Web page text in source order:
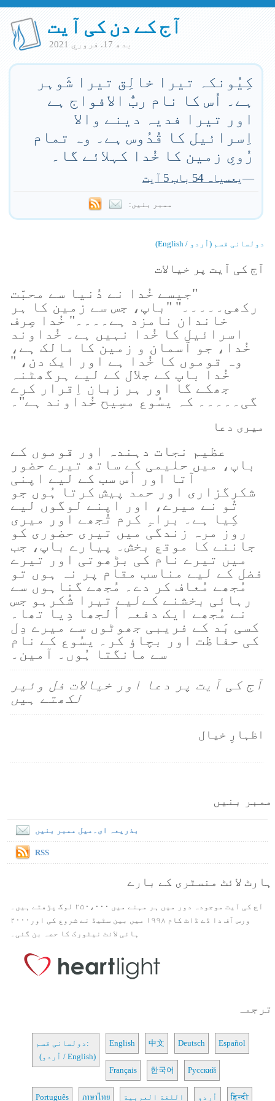
آج کے دن کی آیت
بدھ 17. فروري 2021
کِیُونکہ تیرا خالِق تیرا شَوہر
ہے۔ اُس کا نام ربُّ الافواج ہے
اور تیرا فدیہ دینے والا
اِسرائیل کا قُدُوس ہے۔ وہ تمام
رُویِ زمین کا خُدا کہلائے گا۔
—یعسیاہ 54 باب 5 آیت
ممبر بنیں:
دولسانی قسم (اُردو / English)
آج کی آیت پر خیالات
"جیسے خُدا نے دُنیا سے محبّت
رکھی۔۔۔۔۔" "باپ، جس سے زمین کا ہر
خاندان نامزد ہے۔۔۔۔" خُدا صِرف
اسرائیل کا خُدا نہیں ہے۔ خُداوند
خُدا، جو آسمان و زمین کا مالک ہے،
وہ قوموں کا خُدا ہے اور ایک دن، "
خُدا باپ کے جلال کے لیے ہرگھٹنہ
جھکے گا اور ہر زبان اِقرار کرے
گی۔۔۔۔۔ کہ یسُوع مسِیح خُداوند ہے"۔
میری دعا
عظیم نجات دہندہ اور قوموں کے
باپ، میں حلیمی کے ساتھ تیرے حضور
آتا اور اُس سب کے لیے اپنی
شکرگزاری اور حمد پیش کرتا ہُوں جو
تُو نے میرے، اور اپنے لوگوں لیے
کِیا ہے۔ براہِ کرم تُجھے اور میری
روز مرہ زندگی میں تیری حضوری کو
جاننے کا موقع بخش۔ پیارے باپ، جب
میں تیرے نام کی بڑھوتی اور تیرے
فضل کے لیے مناسب مقام پر نہ ہوں تو
مُجھے مُعاف کر دے۔ مُجھے گناہوں سے
رہائی بخشنے کےلیے تیرا شُکرہو جس
نے مُجھے ایک دفعہ اُلجھا دِیا تھا۔
کسی بَد کے فریبی جھوٹوں سے میرے دِل
کی حفاظت اور بچاؤ کر۔ یسُوع کے نام
سے مانگتا ہُوں۔ آمین۔
آج کی آیت پر دعا اور خیالات فل وئیر
لکھتے ہیں
اظہارِ خیال
ممبر بنیں
بذریعہ ای۔میل ممبر بنیں
RSS
ہارٹ لائٹ منسٹری کے بارے
آج کی آیت موجودہ دور میں ہر مہنے میں ۲۵۰،۰۰۰ لوگ پڑھتے ہیں۔
ورس آف دا ڈے ڈاٹ کام ۱۹۹۸ میں بین سٹیڈ نے شروع کی اور۲۰۰۰
ہائی لائٹ نیٹورک کا حصہ بن گئی۔
ترجمہ
دولسانی قسم:
(اُردو / English)
English 中文 Deutsch Español
Français 한국어 Русский
Português ภาษาไทย اللغة العربية اُردو हिन्दी